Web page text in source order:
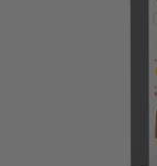
Ich und der